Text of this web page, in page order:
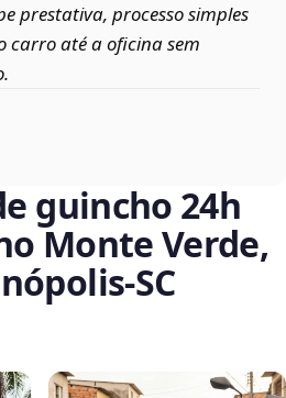
prestativa, processo simples
carro até a oficina sem
guincho 24h
Monte Verde,